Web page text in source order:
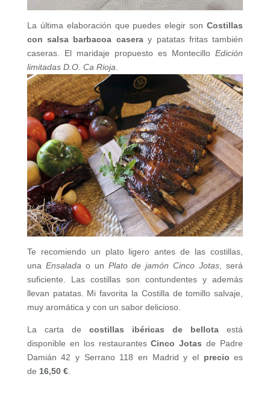
La última elaboración que puedes elegir sonCostillas
con salsa barbacoa caseray patatas fritas también
caseras. El maridaje propuesto es MontecilloEdición
limitadas D.O. Ca Rioja
Te recomiendo un plato ligero antes de las costillas,
una Ensalada o un Plato de jamón Cinco Jotas , será
suficiente. Las costillas son contundentes y además
llevan patatas. Mi favorita la Costilla de tomillo salvaje,
muy aromática y con un sabor delicioso.
La carta de costillas ibéricas de bellota está
disponible en los restaurantesCinco Jotas de Padre
Damián 42 y Serrano 118 en Madrid y el precio es
de 16,50 €.